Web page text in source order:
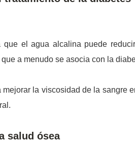
el agua alcalina puede
a menudo se asocia con la
la viscosidad de la sangre
salud ósea